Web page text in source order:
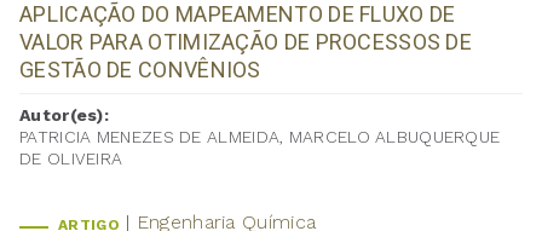
APLICAÇÃO DO MAPEAMENTO DE FLUXO DE
VALOR PARA OTIMIZAÇÃO DE PROCESSOS DE
GESTÃO DE CONVÊNIOS
Autor(es):
PATRICIA MENEZES DE ALMEIDA, MARCELO ALBUQUERQUE
DE OLIVEIRA
ARTIGO Engenharia Química